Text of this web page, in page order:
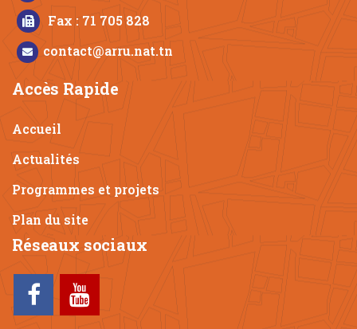
Fax : 71 705 828
contact@arru.nat.tn
Accès Rapide
Accueil
Actualités
Programmes et projets
Plan du site
Réseaux sociaux